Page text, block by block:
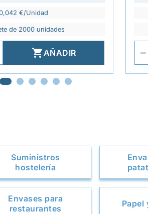
€/Unidad
de 2000 unidades
AÑADIR
Suministros
hostelería
Envases para
restaurantes
Papel